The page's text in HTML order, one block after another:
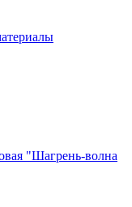
"Шагрень-волна